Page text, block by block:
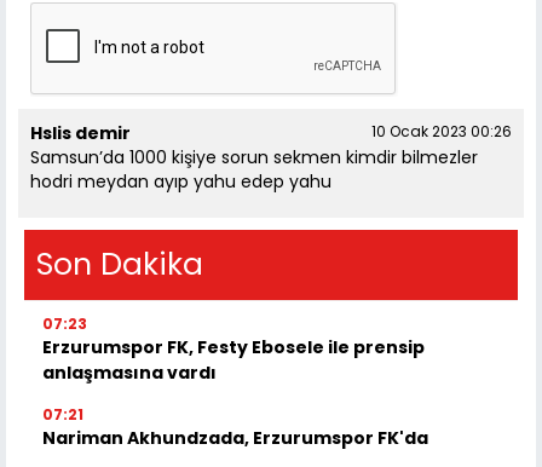
Hslis demir 10 Ocak 2023 00:26
Samsun’da 1000 kişiye sorun sekmen kimdir bilmezler
hodri meydan ayıp yahu edep yahu
Son Dakika
07:23
Erzurumspor FK, Festy Ebosele ile prensip
anlaşmasına vardı
07:21
Nariman Akhundzada, Erzurumspor FK'da